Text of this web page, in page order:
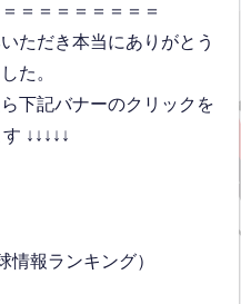
＝＝＝＝＝＝＝＝
ただき本当にありがとう
た。
下記バナーのクリックを
↓↓↓↓↓
情報ランキング）